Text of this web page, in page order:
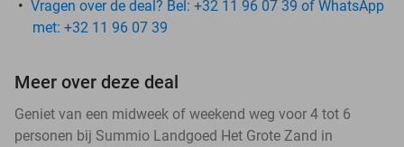
Vragen over de deal? Bel: +32 11 96 07 39 of WhatsApp
met: +32 11 96 07 39
Meer over deze deal
Geniet van een midweek of weekend weg voor 4 tot 6
personen bij Summio Landgoed Het Grote Zand in